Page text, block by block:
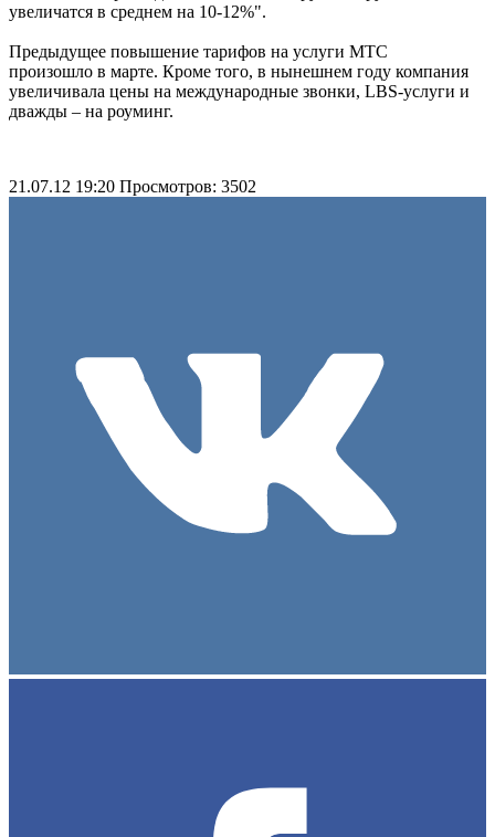
увеличатся в среднем на 10-12%".
Предыдущее повышение тарифов на услуги МТС
произошло в марте. Кроме того, в нынешнем году компания
увеличивала цены на международные звонки, LBS-услуги и
дважды – на роуминг.
21.07.12 19:20 Просмотров: 3502